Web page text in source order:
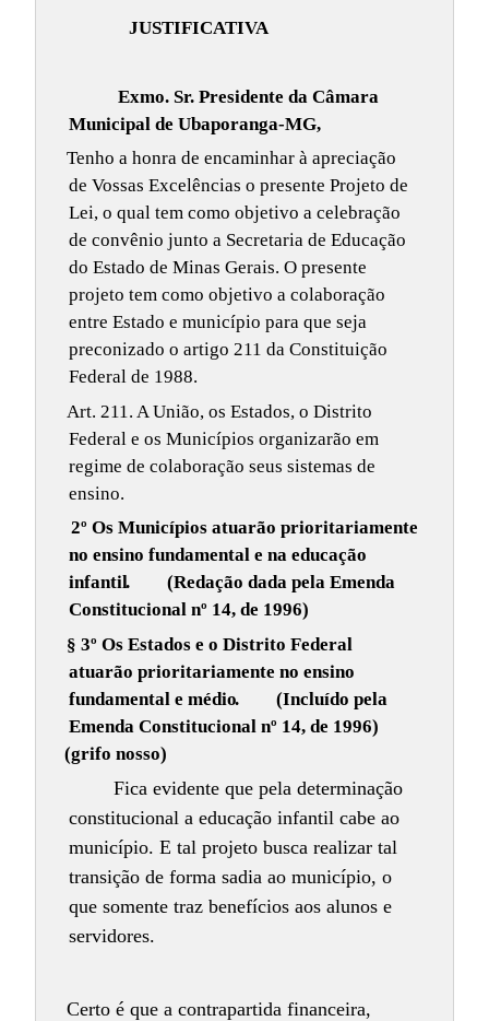
JUSTIFICATIVA
Exmo. Sr. Presidente da Câmara
Municipal de Ubaporanga-MG,
Tenho a honra de encaminhar à apreciação
de Vossas Excelências o presente Projeto de
Lei, o qual tem como objetivo a celebração
de convênio junto a Secretaria de Educação
do Estado de Minas Gerais. O presente
projeto tem como objetivo a colaboração
entre Estado e município para que seja
preconizado o artigo 211 da Constituição
Federal de 1988.
Art. 211. A União, os Estados, o Distrito
Federal e os Municípios organizarão em
regime de colaboração seus sistemas de
ensino.
2º Os Municípios atuarão prioritariamente
no ensino fundamental e na educação
infantil.(Redação dada pela Emenda
Constitucional nº 14, de 1996)
§ 3º Os Estados e o Distrito Federal
atuarão prioritariamente no ensino
fundamental e médio.(Incluído pela
Emenda Constitucional nº 14, de 1996)
(grifo nosso)
Fica evidente que pela determinação
constitucional a educação infantil cabe ao
município. E tal projeto busca realizar tal
transição de forma sadia ao município, o
que somente traz benefícios aos alunos e
servidores.
Certo é que a contrapartida financeira,